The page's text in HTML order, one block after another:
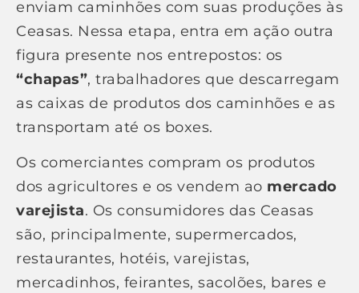
enviam caminhões com suas produções às
Ceasas. Nessa etapa, entra em ação outra
figura presente nos entrepostos: os
“chapas”, trabalhadores que descarregam
as caixas de produtos dos caminhões e as
transportam até os boxes.
Os comerciantes compram os produtos
dos agricultores e os vendem ao mercado
varejista. Os consumidores das Ceasas
são, principalmente, supermercados,
restaurantes, hotéis, varejistas,
mercadinhos, feirantes, sacolões, bares e